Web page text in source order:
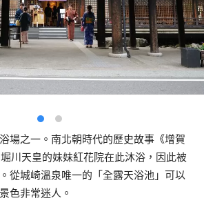
場之一。南北朝時代的歷史故事《增賀
川天皇的妹妹紅花院在此沐浴，因此被
從城崎溫泉唯一的「全露天浴池」可以
色非常迷人。